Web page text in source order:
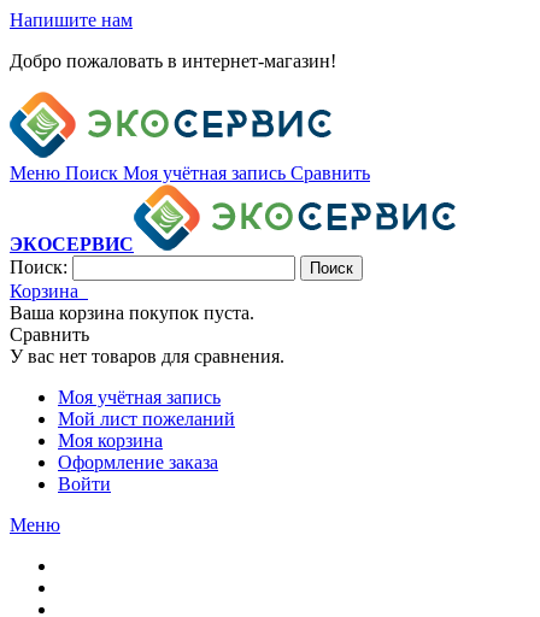
Напишите нам
Добро пожаловать в интернет-магазин!
Меню Поиск Моя учётная запись Сравнить
ЭКОСЕРВИС
Поиск:
Поиск
Корзина
Ваша корзина покупок пуста.
Сравнить
У вас нет товаров для сравнения.
Моя учётная запись
Мой лист пожеланий
Моя корзина
Оформление заказа
Войти
Меню